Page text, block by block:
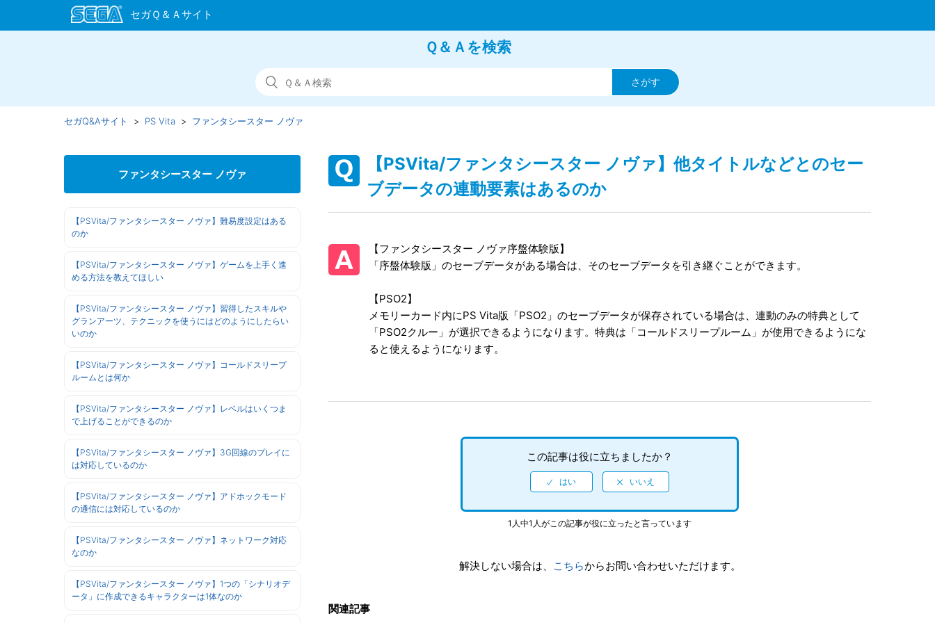
Ｑ＆Ａを検索
セガQ&Aサイト PS Vita ファンタシースター ノヴァ
ファンタシースター ノヴァ
【PSVita/ファンタシースター ノヴァ】難易度設定はある
のか
【PSVita/ファンタシースター ノヴァ】ゲームを上手く進
める方法を教えてほしい
【PSVita/ファンタシースター ノヴァ】習得したスキルや
グランアーツ、テクニックを使うにはどのようにしたらい
いのか
【PSVita/ファンタシースター ノヴァ】コールドスリープ
ルームとは何か
【PSVita/ファンタシースター ノヴァ】レベルはいくつま
で上げることができるのか
【PSVita/ファンタシースター ノヴァ】3G回線のプレイに
は対応しているのか
【PSVita/ファンタシースター ノヴァ】アドホックモード
の通信には対応しているのか
【PSVita/ファンタシースター ノヴァ】ネットワーク対応
なのか
【PSVita/ファンタシースター ノヴァ】1つの「シナリオデ
ータ」に作成できるキャラクターは1体なのか
【PSVita/ファンタシースター ノヴァ】他タイトルなどとのセー
ブデータの連動要素はあるのか
【ファンタシースター ノヴァ序盤体験版】
「序盤体験版」のセーブデータがある場合は、そのセーブデータを引き継ぐことができます。
【PSO2】
メモリーカード内にPS Vita版「PSO2」のセーブデータが保存されている場合は、連動のみの特典として
「PSO2クルー」が選択できるようになります。特典は「コールドスリープルーム」が使用できるようにな
ると使えるようになります。
この記事は役に立ちましたか？
1人中1人がこの記事が役に立ったと言っています
解決しない場合は、 こちらからお問い合わせいただけます。
関連記事